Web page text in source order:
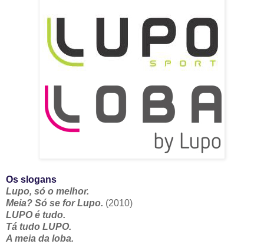
Os slogans
Lupo, só o melhor.
Meia? Só se for Lupo. (2010)
LUPO é tudo.
Tá tudo LUPO.
A meia da loba.